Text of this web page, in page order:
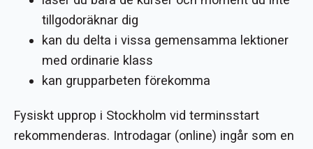
tillgodoräknar dig
kan du delta i vissa gemensamma lektioner
med ordinarie klass
kan grupparbeten förekomma
Fysiskt upprop i Stockholm vid terminsstart
rekommenderas. Introdagar (online) ingår som en